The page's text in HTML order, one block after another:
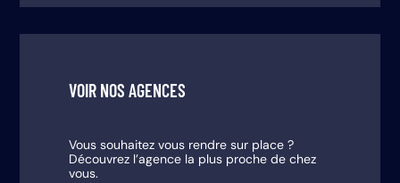
VOIR NOS AGENCES
Vous souhaitez vous rendre sur place ?
Découvrez l’agence la plus proche de chez
vous.